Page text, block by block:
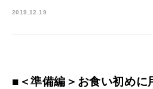
2019.12.19
■＜準備編＞お食い初めに